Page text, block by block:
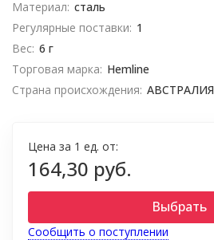
Материал: сталь
Регулярные поставки: 1
Вес: 6 г
Торговая марка: Hemline
Страна происхождения: АВСТРАЛИЯ
Цена за 1 ед. от:
164,30 руб.
Выбрать
Сообщить о поступлении